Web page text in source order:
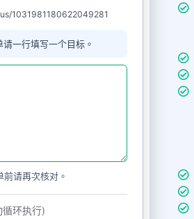
1031981180622049281
一行填写一个目标。
请再次核对。
环执行)